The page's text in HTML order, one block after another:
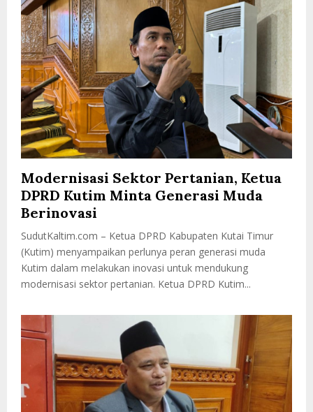
Modernisasi Sektor Pertanian, Ketua
DPRD Kutim Minta Generasi Muda
Berinovasi
SudutKaltim.com – Ketua DPRD Kabupaten Kutai Timur
(Kutim) menyampaikan perlunya peran generasi muda
Kutim dalam melakukan inovasi untuk mendukung
modernisasi sektor pertanian. Ketua DPRD Kutim...